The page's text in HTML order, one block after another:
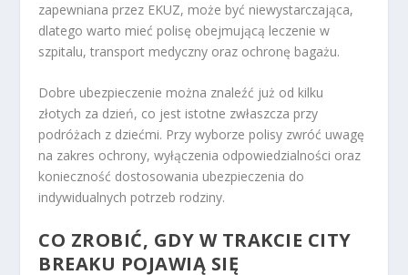
zapewniana przez EKUZ, może być niewystarczająca,
dlatego warto mieć polisę obejmującą leczenie w
szpitalu, transport medyczny oraz ochronę bagażu.
Dobre ubezpieczenie można znaleźć już od kilku
złotych za dzień, co jest istotne zwłaszcza przy
podróżach z dziećmi. Przy wyborze polisy zwróć uwagę
na zakres ochrony, wyłączenia odpowiedzialności oraz
konieczność dostosowania ubezpieczenia do
indywidualnych potrzeb rodziny.
CO ZROBIĆ, GDY W TRAKCIE CITY
BREAKU POJAWIĄ SIĘ